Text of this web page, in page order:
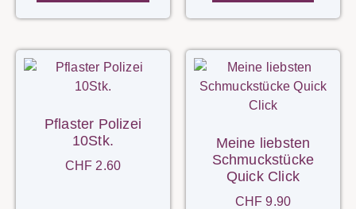
Pflaster Polizei
10Stk.
CHF 2.60
Meine liebsten
Schmuckstücke
Quick Click
CHF 9.90